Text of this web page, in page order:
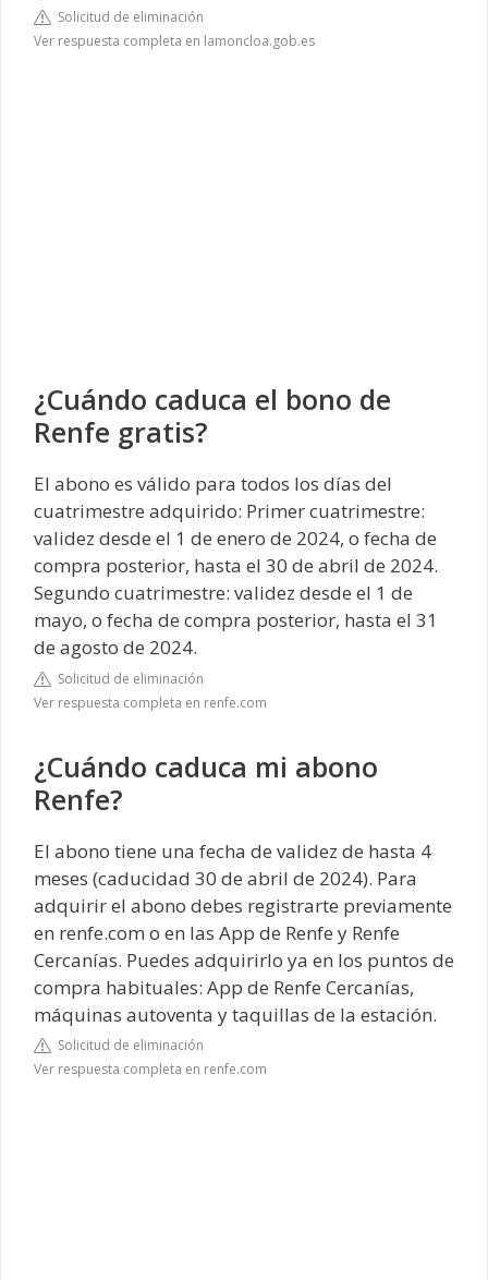
Solicitud de eliminación
Ver respuesta completa en lamoncloa.gob.es
¿Cuándo caduca el bono de
Renfe gratis?
El abono es válido para todos los días del
cuatrimestre adquirido: Primer cuatrimestre:
validez desde el 1 de enero de 2024, o fecha de
compra posterior, hasta el 30 de abril de 2024.
Segundo cuatrimestre: validez desde el 1 de
mayo, o fecha de compra posterior, hasta el 31
de agosto de 2024.
Solicitud de eliminación
Ver respuesta completa en renfe.com
¿Cuándo caduca mi abono
Renfe?
El abono tiene una fecha de validez de hasta 4
meses (caducidad 30 de abril de 2024). Para
adquirir el abono debes registrarte previamente
en renfe.com o en las App de Renfe y Renfe
Cercanías. Puedes adquirirlo ya en los puntos de
compra habituales: App de Renfe Cercanías,
máquinas autoventa y taquillas de la estación.
Solicitud de eliminación
Ver respuesta completa en renfe.com